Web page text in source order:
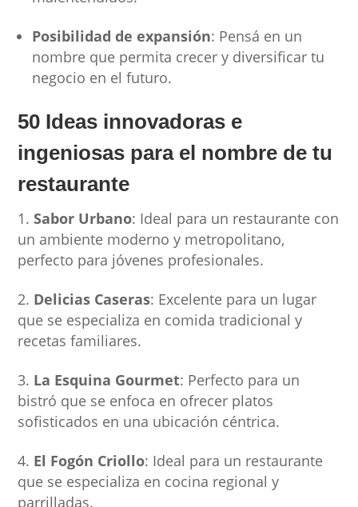
Posibilidad de expansión: Pensá en un
nombre que permita crecer y diversificar tu
negocio en el futuro.
50 Ideas innovadoras e
ingeniosas para el nombre de tu
restaurante
Sabor Urbano: Ideal para un restaurante con
un ambiente moderno y metropolitano,
perfecto para jóvenes profesionales.
Delicias Caseras: Excelente para un lugar
que se especializa en comida tradicional y
recetas familiares.
La Esquina Gourmet: Perfecto para un
bistró que se enfoca en ofrecer platos
sofisticados en una ubicación céntrica.
El Fogón Criollo: Ideal para un restaurante
que se especializa en cocina regional y
parrilladas.